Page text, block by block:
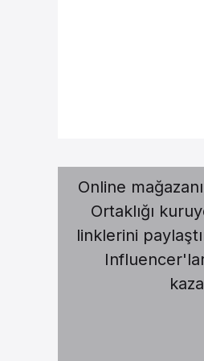
Online
Ortaklığı
linklerini